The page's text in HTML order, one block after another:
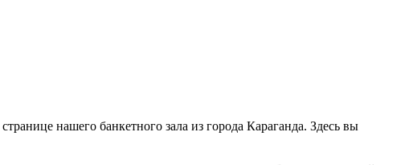
нашего банкетного зала из города Караганда. Здесь вы